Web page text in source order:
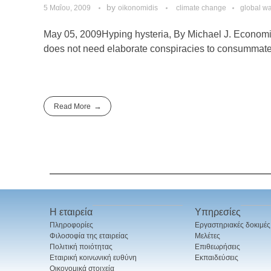
5 Μαΐου, 2009 by oikonomidis climate change global
May 05, 2009Hyping hysteria, By Michael J.
does not need elaborate conspiracies to
Read More
Η εταιρεία
Πληροφορίες
Φιλοσοφία της εταιρείας
Πολιτική ποιότητας
Εταιρική κοινωνική ευθύνη
Οικονομικά στοιχεία
Υπηρεσίες
Εργαστηριακές δοκιμές
Μελέτες
Επιθεωρήσεις
Εκπαιδεύσεις